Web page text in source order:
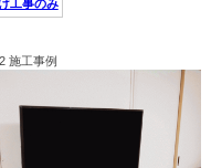
工事のみ
施工事例